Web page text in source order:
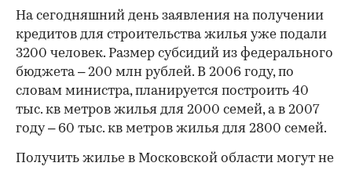
На сегодняшний день заявления на получении
кредитов для строительства жилья уже подали
3200 человек. Размер субсидий из федерального
бюджета – 200 млн рублей. В 2006 году, по
словам министра, планируется построить 40
тыс. кв метров жилья для 2000 семей, а в 2007
году – 60 тыс. кв метров жилья для 2800 семей.
Получить жилье в Московской области могут не